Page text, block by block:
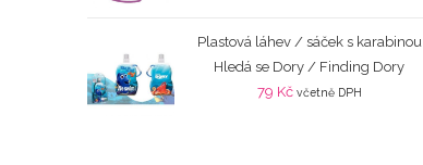
Plastová láhev / sáček s karabinou
Hledá se Dory / Finding Dory
79 Kč včetně DPH